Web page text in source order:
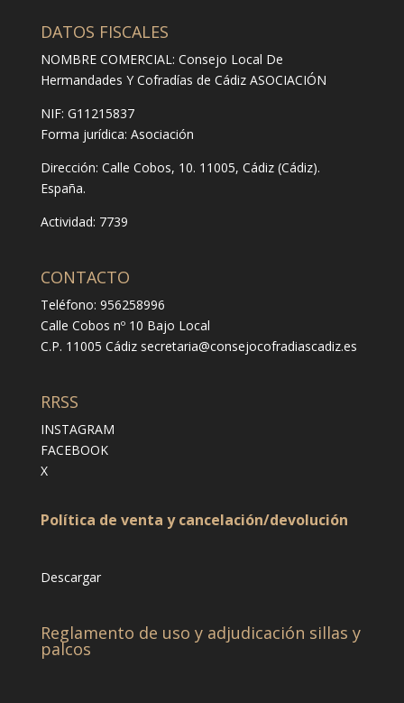
DATOS FISCALES
NOMBRE COMERCIAL: Consejo Local De
Hermandades Y Cofradías de Cádiz ASOCIACIÓN
NIF: G11215837
Forma jurídica: Asociación
Dirección: Calle Cobos, 10. 11005, Cádiz (Cádiz).
España.
Actividad: 7739
CONTACTO
Teléfono: 956258996
Calle Cobos nº 10 Bajo Local
C.P. 11005 Cádiz secretaria@consejocofradiascadiz.es
RRSS
INSTAGRAM
FACEBOOK
X
Política de venta y cancelación/devolución
Descargar
Reglamento de uso y adjudicación sillas y
palcos